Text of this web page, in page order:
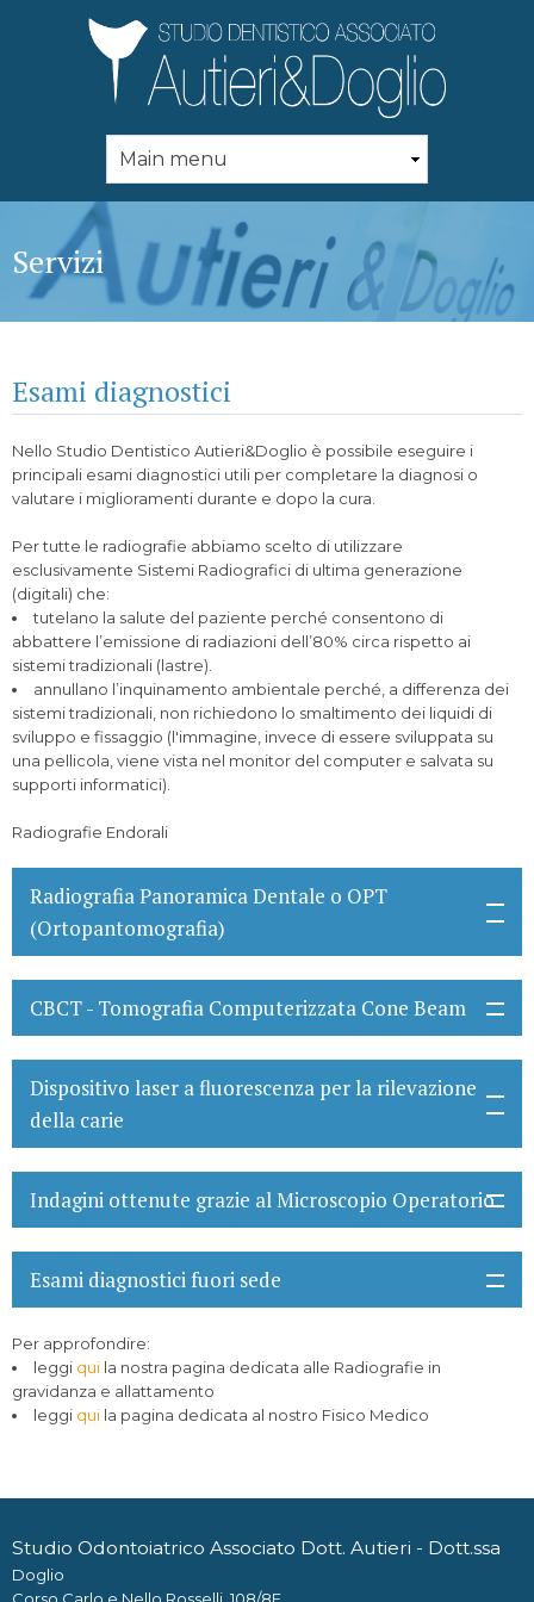
main
content
Servizi
Esami diagnostici
Nello Studio Dentistico Autieri&Doglio è possibile eseguire i
principali esami diagnostici utili per completare la diagnosi o
valutare i miglioramenti durante e dopo la cura.
Per tutte le radiografie abbiamo scelto di utilizzare
esclusivamente Sistemi Radiografici di ultima generazione
(digitali) che:
tutelano la salute del paziente perché consentono di
abbattere l’emissione di radiazioni dell’80% circa rispetto ai
sistemi tradizionali (lastre).
annullano l’inquinamento ambientale perché, a differenza dei
sistemi tradizionali, non richiedono lo smaltimento dei liquidi di
sviluppo e fissaggio (l'immagine, invece di essere sviluppata su
una pellicola, viene vista nel monitor del computer e salvata su
supporti informatici).
Radiografie Endorali
Radiografia Panoramica Dentale o OPT
(Ortopantomografia)
CBCT - Tomografia Computerizzata Cone Beam
Dispositivo laser a fluorescenza per la rilevazione
della carie
Indagini ottenute grazie al Microscopio Operatorio
Esami diagnostici fuori sede
Per approfondire:
leggi qui la nostra pagina dedicata alle Radiografie in
gravidanza e allattamento
leggi qui la pagina dedicata al nostro Fisico Medico
Studio Odontoiatrico Associato Dott. Autieri - Dott.ssa
Doglio